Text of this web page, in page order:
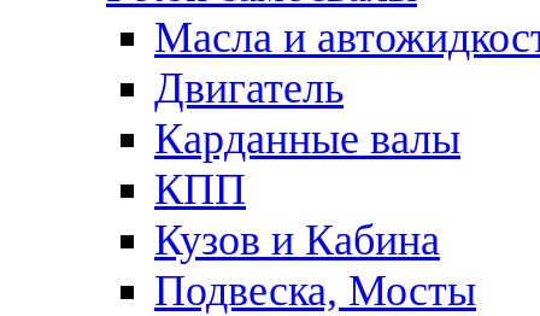
Масла и
Двигатель
Карданные валы
КПП
Кузов и Кабина
Подвеска, Мосты